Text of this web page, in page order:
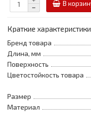
В
Краткие характеристики
Бренд товара
Длина, мм
Поверхность
Цветостойкость товара
Размер
Материал